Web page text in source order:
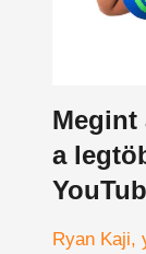
Megint
a
Ryan Kaji